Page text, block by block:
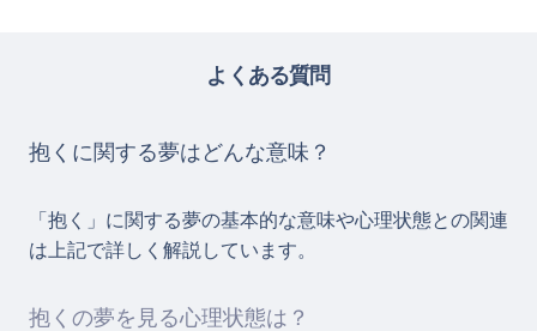
よくある質問
抱くに関する夢はどんな意味？
「抱く」に関する夢の基本的な意味や心理状態との関連
は上記で詳しく解説しています。
抱くの夢を見る心理状態は？